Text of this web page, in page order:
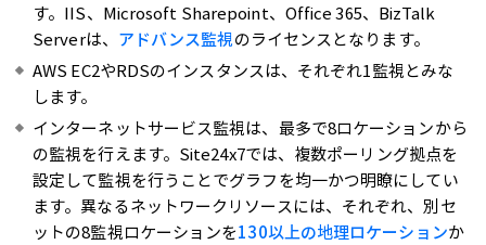
す。IIS、Microsoft Sharepoint、Office 365、BizTalk
Serverは、 アドバンス監視のライセンスとなります。
AWS EC2やRDSのインスタンスは、それぞれ1監視とみな
します。
インターネットサービス監視は、最多で8ロケーションから
の監視を行えます。Site24x7では、複数ポーリング拠点を
設定して監視を行うことでグラフを均一かつ明瞭にしてい
ます。異なるネットワークリソースには、それぞれ、別セ
ットの8監視ロケーションを130以上の地理ロケーションか